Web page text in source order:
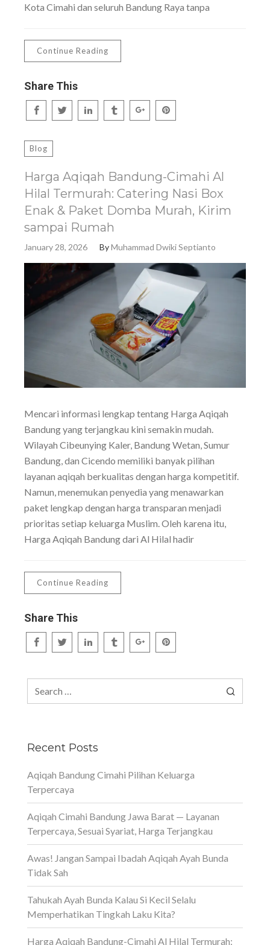
Kota Cimahi dan seluruh Bandung Raya tanpa
Continue Reading
Share This
Blog
Harga Aqiqah Bandung-Cimahi Al
Hilal Termurah: Catering Nasi Box
Enak & Paket Domba Murah, Kirim
sampai Rumah
January 28, 2026 ByMuhammad Dwiki Septianto
Mencari informasi lengkap tentang Harga Aqiqah
Bandung yang terjangkau kini semakin mudah.
Wilayah Cibeunying Kaler, Bandung Wetan, Sumur
Bandung, dan Cicendo memiliki banyak pilihan
layanan aqiqah berkualitas dengan harga kompetitif.
Namun, menemukan penyedia yang menawarkan
paket lengkap dengan harga transparan menjadi
prioritas setiap keluarga Muslim. Oleh karena itu,
Harga Aqiqah Bandung dari Al Hilal hadir
Continue Reading
Share This
Recent Posts
Aqiqah Bandung Cimahi Pilihan Keluarga
Terpercaya
Aqiqah Cimahi Bandung Jawa Barat — Layanan
Terpercaya, Sesuai Syariat, Harga Terjangkau
Awas! Jangan Sampai Ibadah Aqiqah Ayah Bunda
Tidak Sah
Tahukah Ayah Bunda Kalau Si Kecil Selalu
Memperhatikan Tingkah Laku Kita?
Harga Aqiqah Bandung-Cimahi Al Hilal Termurah: